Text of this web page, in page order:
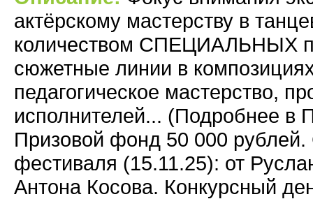
актёрскому мастерству в
количеством СПЕЦИАЛЬНЫХ
сюжетные линии в
педагогическое мастерство,
исполнителей... (Подробнее в
Призовой фонд 50 000
фестиваля (15.11.25): от
Антона Косова. Конкурсный